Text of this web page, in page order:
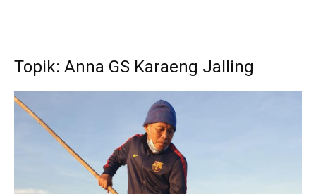
Topik: Anna GS Karaeng Jalling